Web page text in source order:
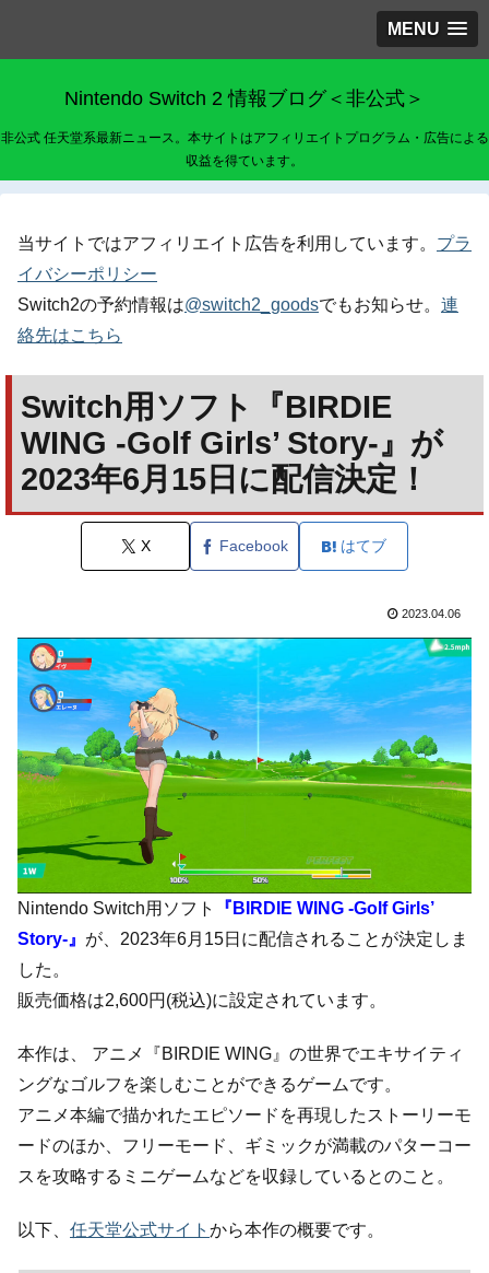
MENU
Nintendo Switch 2 情報ブログ＜非公式＞
非公式 任天堂系最新ニュース。本サイトはアフィリエイトプログラム・広告による
収益を得ています。
当サイトではアフィリエイト広告を利用しています。 プラ
イバシーポリシー
Switch2の予約情報は@switch2_goodsでもお知らせ。 連
絡先はこちら
Switch用ソフト『BIRDIE
WING -Golf Girls’ Story-』が
2023年6月15日に配信決定！
X Facebook はてブ
2023.04.06
Nintendo Switch用ソフト
『BIRDIE WING -Golf Girls’
Story-』 が、2023年6月15日に配信されることが決定しま
した。
販売価格は2,600円(税込)に設定されています。
本作は、 アニメ『BIRDIE WING』の世界でエキサイティ
ングなゴルフを楽しむことができるゲームです。
アニメ本編で描かれたエピソードを再現したストーリーモ
ードのほか、フリーモード、ギミックが満載のパターコー
スを攻略するミニゲームなどを収録しているとのこと。
以下、 任天堂公式サイト から本作の概要です。